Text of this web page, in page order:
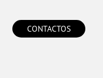
CONTACTOS